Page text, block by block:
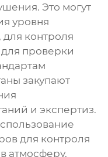
Это могут
уровня
для контроля
проверки
закупают
и экспертиз.
для контроля
атмосферу.